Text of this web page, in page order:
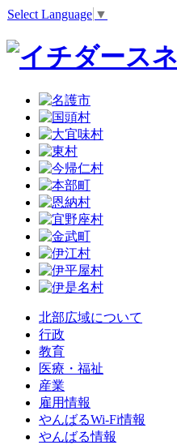
Select Language ▼
北部広域について
行政
教育
医療・福祉
産業
雇用情報
やんばるWi-Fi情報
やんばる情報